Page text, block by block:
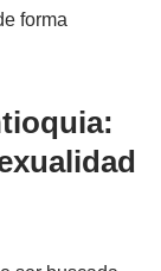
forma